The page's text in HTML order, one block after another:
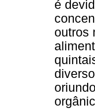
é
outros